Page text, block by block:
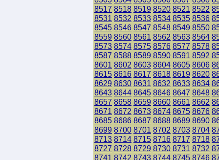
8517 8518 8519 8520 8521 8522
8531 8532 8533 8534 8535 8536
8545 8546 8547 8548 8549 8550
8559 8560 8561 8562 8563 8564
8573 8574 8575 8576 8577 8578
8587 8588 8589 8590 8591 8592
8601 8602 8603 8604 8605 8606
8615 8616 8617 8618 8619 8620
8629 8630 8631 8632 8633 8634
8643 8644 8645 8646 8647 8648
8657 8658 8659 8660 8661 8662
8671 8672 8673 8674 8675 8676
8685 8686 8687 8688 8689 8690
8699 8700 8701 8702 8703 8704
8713 8714 8715 8716 8717 8718
8727 8728 8729 8730 8731 8732
8741 8742 8743 8744 8745 8746